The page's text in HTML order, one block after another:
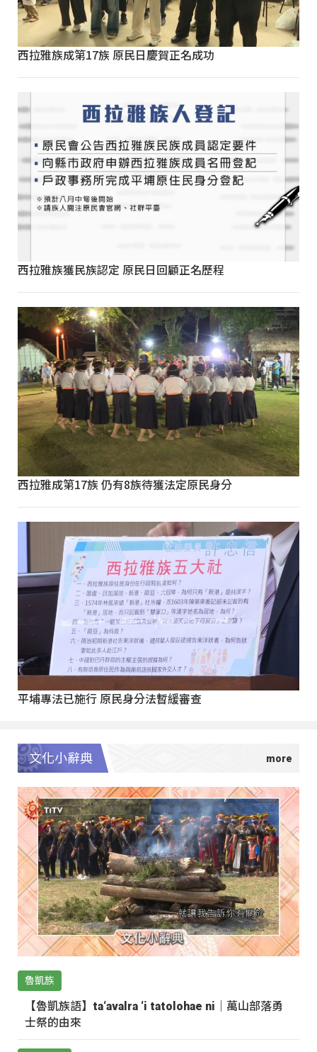
西拉雅族成第17族 原民日慶賀正名成功
西拉雅族獲民族認定 原民日回顧正名歷程
西拉雅成第17族 仍有8族待獲法定原民身分
平埔專法已施行 原民身分法暫緩審查
文化小辭典
魯凱族
【魯凱族語】ta‘avalra ‘i tatolohae ni｜萬山部落勇
士祭的由來